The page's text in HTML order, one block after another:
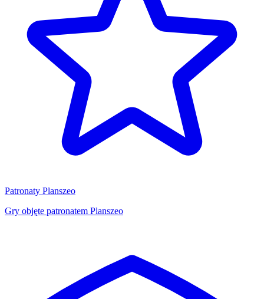
Patronaty Planszeo
Gry objęte patronatem Planszeo